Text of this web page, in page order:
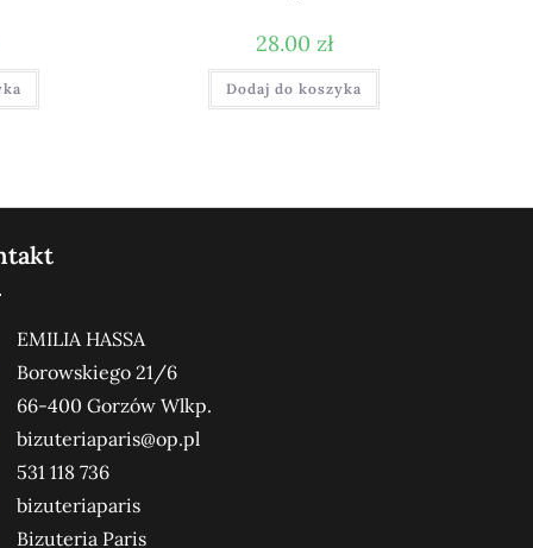
28.00 zł
Dodaj do koszyka
EMILIA HASSA
Borowskiego 21/6
66-400 Gorzów Wlkp.
bizuteriaparis@op.pl
531 118 736
bizuteriaparis
Bizuteria Paris